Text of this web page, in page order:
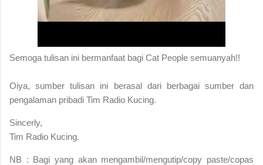
Semoga tulisan ini bermanfaat bagi Cat People semuanyah!!
Oiya, sumber tulisan ini berasal dari berbagai sumber dan
pengalaman pribadi Tim Radio Kucing.
Sincerly,
Tim Radio Kucing.
NB : Bagi yang akan mengambil/mengutip/copy paste/copas